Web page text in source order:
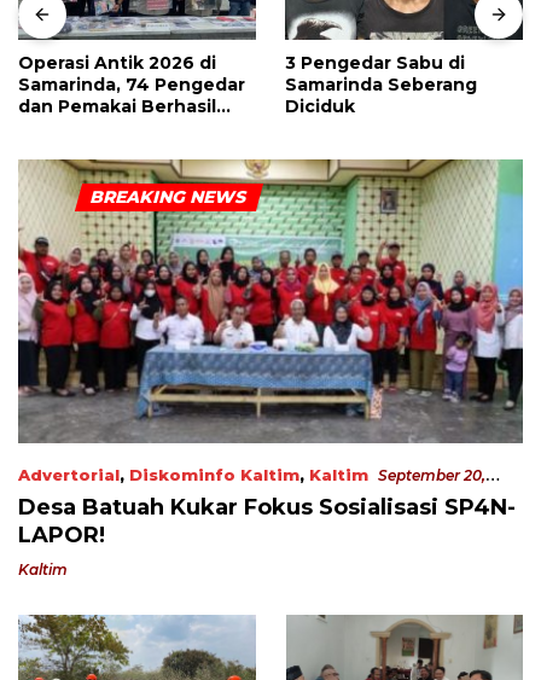
Operasi Antik 2026 di
Samarinda, 74 Pengedar
dan Pemakai Berhasil
3 Pengedar Sabu di
Samarinda Seberang
Diciduk
Advertorial, Diskominfo Kaltim, Kaltim September 20,
2023
Desa Batuah Kukar Fokus Sosialisasi SP4N-
LAPOR!
Kaltim